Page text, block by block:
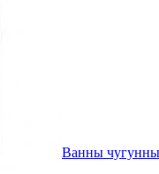
Ванны